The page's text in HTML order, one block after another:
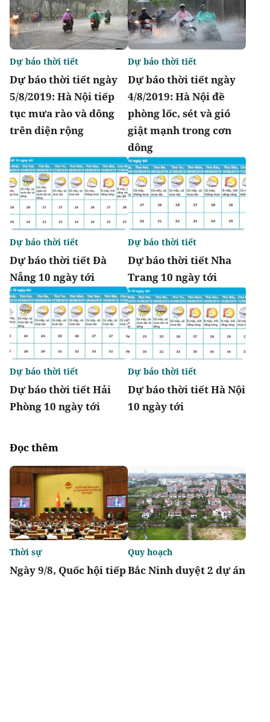
Dự báo thời tiết ngày
5/8/2019: Hà Nội tiếp
tục mưa rào và dông
trên diện rộng
Dự báo thời tiết
Dự báo thời tiết ngày
4/8/2019: Hà Nội đề
phòng lốc, sét và gió
giật mạnh trong cơn
dông
Dự báo thời tiết
Dự báo thời tiết Đà
Nẵng 10 ngày tới
Dự báo thời tiết
Dự báo thời tiết Nha
Trang 10 ngày tới
Dự báo thời tiết
Dự báo thời tiết Hải
Phòng 10 ngày tới
Dự báo thời tiết
Dự báo thời tiết Hà Nội
10 ngày tới
Dự báo thời tiết
Đọc thêm
Ngày 9/8, Quốc hội tiếp
Thời sự
Bắc Ninh duyệt 2 dự án
Quy hoạch